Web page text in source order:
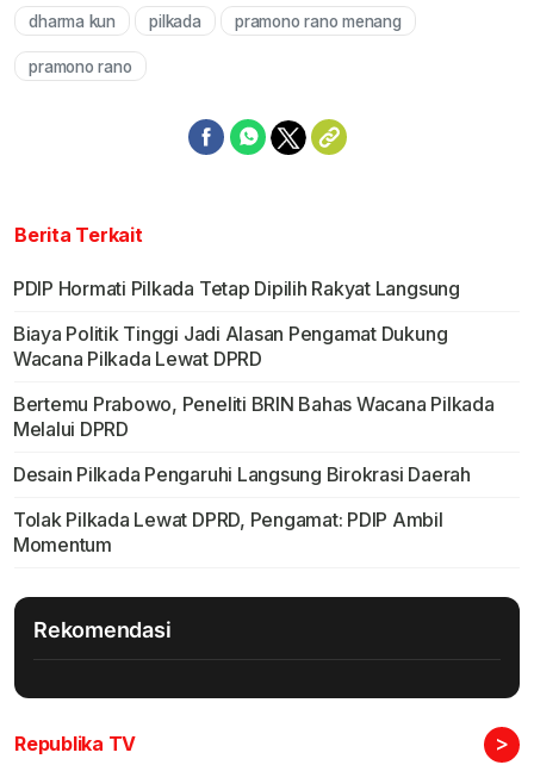
dharma kun pilkada pramono rano menang
pramono rano
Berita Terkait
PDIP Hormati Pilkada Tetap Dipilih Rakyat Langsung
Biaya Politik Tinggi Jadi Alasan Pengamat Dukung
Wacana Pilkada Lewat DPRD
Bertemu Prabowo, Peneliti BRIN Bahas Wacana Pilkada
Melalui DPRD
Desain Pilkada Pengaruhi Langsung Birokrasi Daerah
Tolak Pilkada Lewat DPRD, Pengamat: PDIP Ambil
Momentum
Rekomendasi
Republika TV >